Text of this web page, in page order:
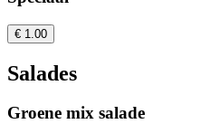
€ 1.00
Salades
Groene mix salade